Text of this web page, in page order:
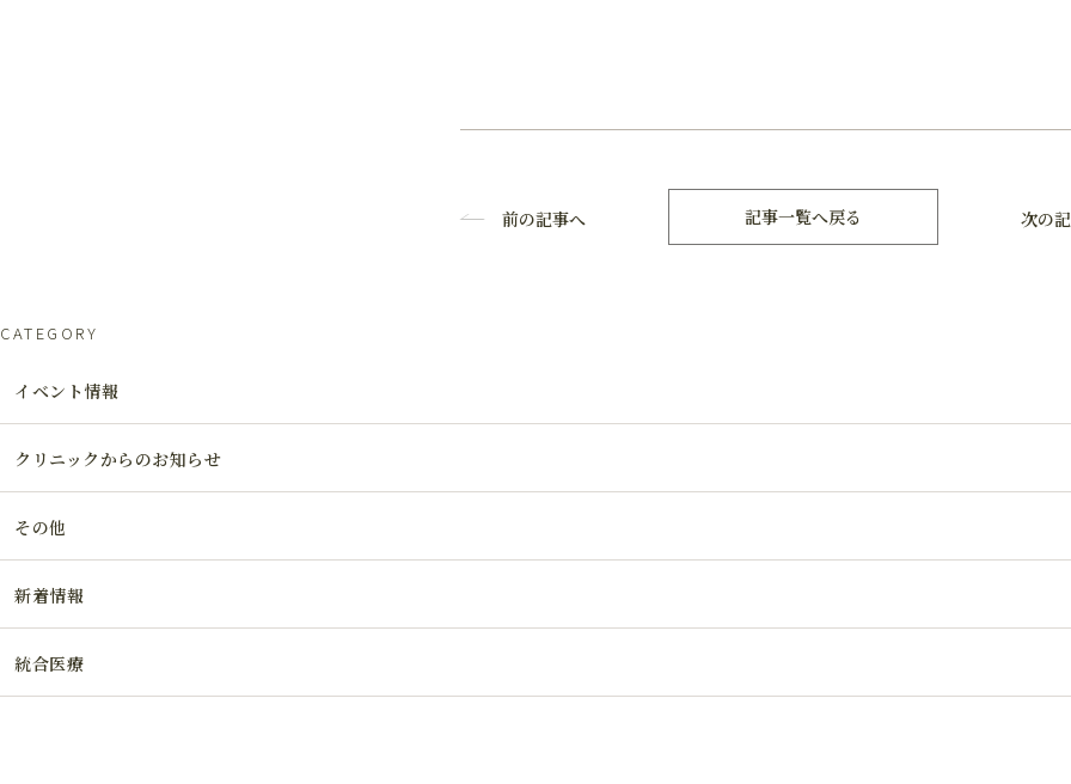
前の記事へ 次の
記事一覧へ戻る
CATEGORY
イベント情報
クリニックからのお知らせ
その他
新着情報
統合医療